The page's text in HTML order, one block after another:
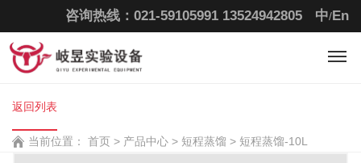
中/En
咨询热线：021-59105991 13524942805
返回列表
当前位置： 首页 > 产品中心 > 短程蒸馏 > 短程蒸馏-10L